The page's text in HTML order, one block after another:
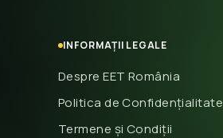
INFORMAȚII LEGALE
Despre EET România
Politica de Confidențialitate
Termene și Condiții